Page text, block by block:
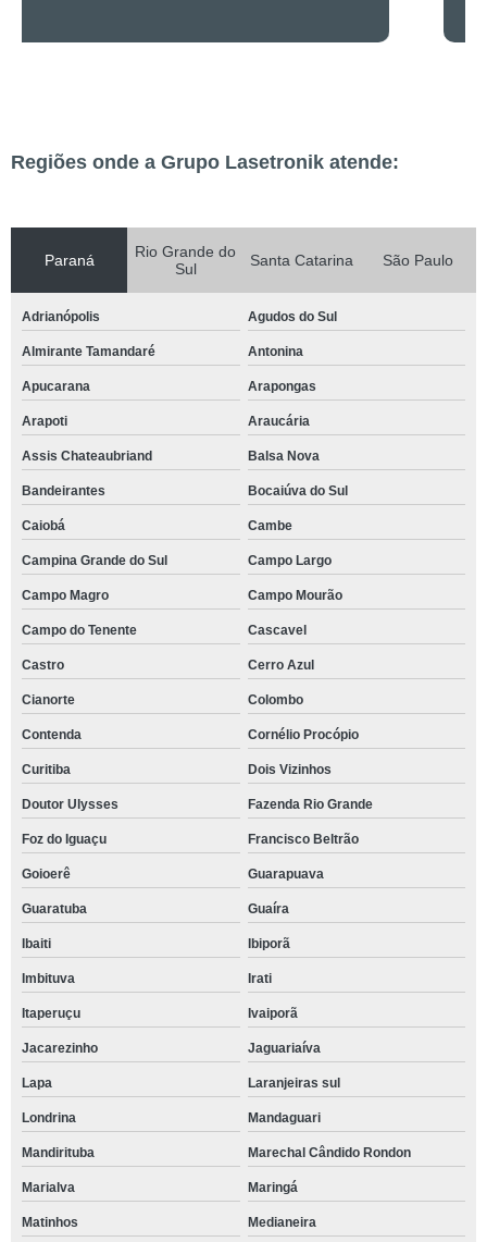
Regiões onde a Grupo Lasetronik atende:
Paraná
Rio Grande do
Sul
Santa Catarina São Paulo
Adrianópolis Agudos do Sul
Almirante Tamandaré Antonina
Apucarana Arapongas
Arapoti Araucária
Assis Chateaubriand Balsa Nova
Bandeirantes Bocaiúva do Sul
Caiobá Cambe
Campina Grande do Sul Campo Largo
Campo Magro Campo Mourão
Campo do Tenente Cascavel
Castro Cerro Azul
Cianorte Colombo
Contenda Cornélio Procópio
Curitiba Dois Vizinhos
Doutor Ulysses Fazenda Rio Grande
Foz do Iguaçu Francisco Beltrão
Goioerê Guarapuava
Guaratuba Guaíra
Ibaiti Ibiporã
Imbituva Irati
Itaperuçu Ivaiporã
Jacarezinho Jaguariaíva
Lapa Laranjeiras sul
Londrina Mandaguari
Mandirituba Marechal Cândido Rondon
Marialva Maringá
Matinhos Medianeira